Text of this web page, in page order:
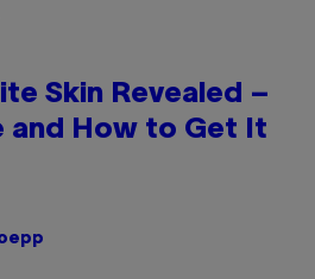
Skin Revealed –
and How to Get It